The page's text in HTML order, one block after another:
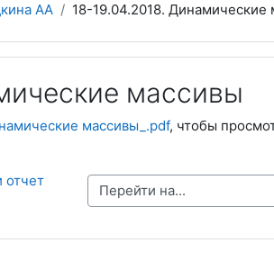
АА 18-19.04.2018. Динамические
массивы
массивы_.pdf, чтобы
отчет
Перейти на...